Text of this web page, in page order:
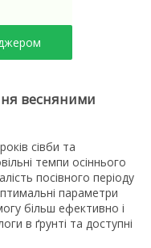
весняними
сівби та
темпи осіннього
посівного періоду
параметри
більш ефективно і
в ґрунті та доступні